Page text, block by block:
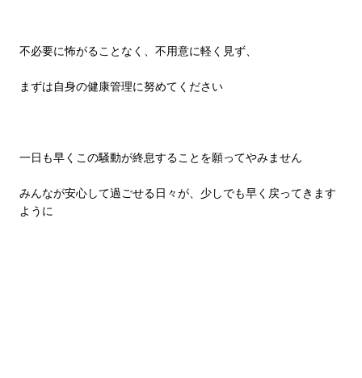
不必要に怖がることなく、不用意に軽く見ず、
まずは自身の健康管理に努めてください
一日も早くこの騒動が終息することを願ってやみません
みんなが安心して過ごせる日々が、少しでも早く戻ってきます
ように